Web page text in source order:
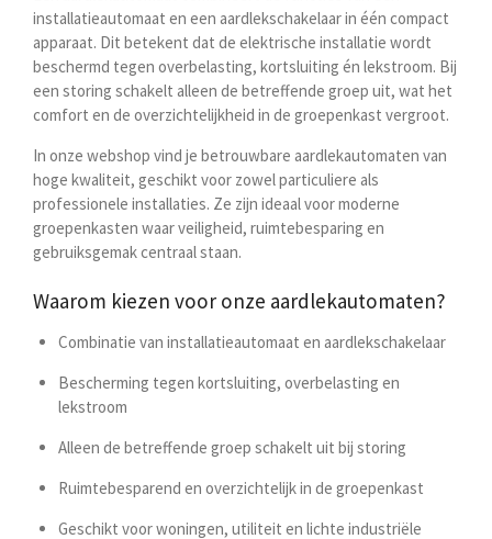
installatieautomaat en een aardlekschakelaar in één compact
apparaat. Dit betekent dat de elektrische installatie wordt
beschermd tegen overbelasting, kortsluiting én lekstroom. Bij
een storing schakelt alleen de betreffende groep uit, wat het
comfort en de overzichtelijkheid in de groepenkast vergroot.
In onze webshop vind je betrouwbare aardlekautomaten van
hoge kwaliteit, geschikt voor zowel particuliere als
professionele installaties. Ze zijn ideaal voor moderne
groepenkasten waar veiligheid, ruimtebesparing en
gebruiksgemak centraal staan.
Waarom kiezen voor onze aardlekautomaten?
Combinatie van installatieautomaat en aardlekschakelaar
Bescherming tegen kortsluiting, overbelasting en
lekstroom
Alleen de betreffende groep schakelt uit bij storing
Ruimtebesparend en overzichtelijk in de groepenkast
Geschikt voor woningen, utiliteit en lichte industriële